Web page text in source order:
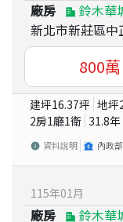
廠房
鈴木華
新北市新莊區
800萬
建坪16.37坪 地坪
2房1廳1衛 31.8年
資料說明 內政
115年01月
廠房 鈴木華